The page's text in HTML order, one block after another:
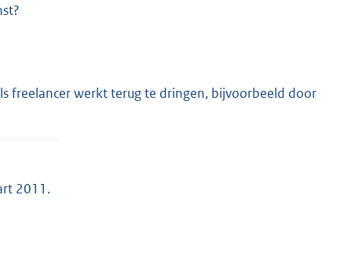
freelancer werkt terug te dringen, bijvoorbeeld door
2011.